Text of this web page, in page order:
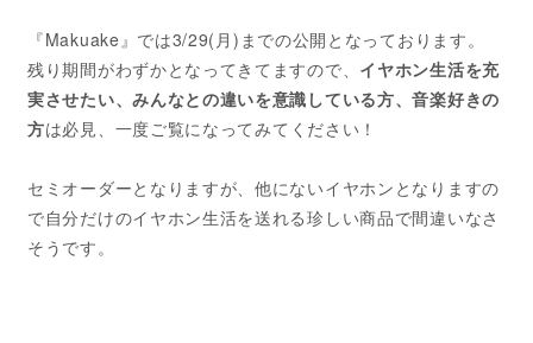
『Makuake』では3/29(月)までの公開となっております。
残り期間がわずかとなってきてますので、 イヤホン生活を充
実させたい、みんなとの違いを意識している方、音楽好きの
方は必見、一度ご覧になってみてください！
セミオーダーとなりますが、他にないイヤホンとなりますの
で自分だけのイヤホン生活を送れる珍しい商品で間違いなさ
そうです。